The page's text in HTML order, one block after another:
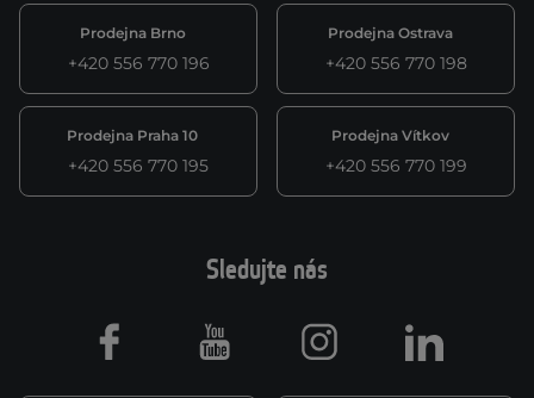
Prodejna Brno
+420 556 770 196
Prodejna Ostrava
+420 556 770 198
Prodejna Praha 10
+420 556 770 195
Prodejna Vítkov
+420 556 770 199
Sledujte nás
Facebook Youtube Instagram LinkedIn